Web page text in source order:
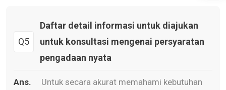
Q5
Daftar detail informasi untuk diajukan
untuk konsultasi mengenai persyaratan
pengadaan nyata
Ans.
Untuk secara akurat memahami kebutuhan